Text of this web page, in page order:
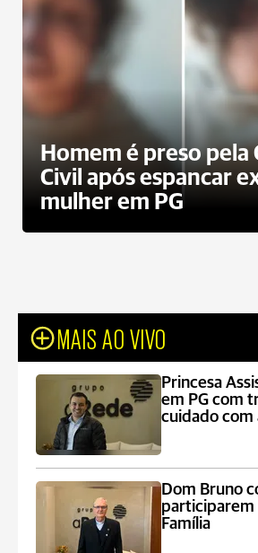
Homem é preso pela
Civil após espancar
mulher em PG
MAIS AO VIVO
Princesa
em PG com
cuidado com
Dom Bruno
participarem
Família